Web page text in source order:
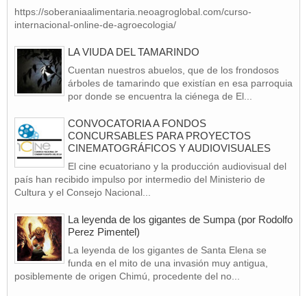
https://soberaniaalimentaria.neoagroglobal.com/curso-
internacional-online-de-agroecologia/
LA VIUDA DEL TAMARINDO
Cuentan nuestros abuelos, que de los frondosos
árboles de tamarindo que existían en esa parroquia
por donde se encuentra la ciénega de El...
CONVOCATORIA A FONDOS
CONCURSABLES PARA PROYECTOS
CINEMATOGRÁFICOS Y AUDIOVISUALES
El cine ecuatoriano y la producción audiovisual del
país han recibido impulso por intermedio del Ministerio de
Cultura y el Consejo Nacional...
La leyenda de los gigantes de Sumpa (por Rodolfo
Perez Pimentel)
La leyenda de los gigantes de Santa Elena se
funda en el mito de una invasión muy antigua,
posiblemente de origen Chimú, procedente del no...